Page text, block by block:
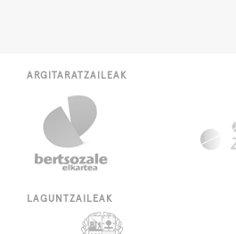
ARGITARATZAILEAK
LAGUNTZAILEAK